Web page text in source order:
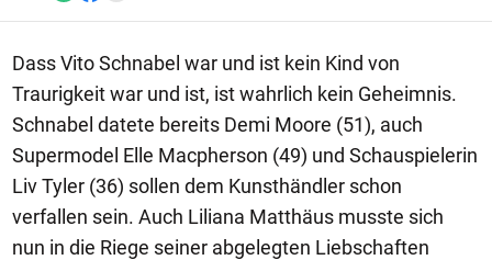
Dass Vito Schnabel war und ist kein Kind von
Traurigkeit war und ist, ist wahrlich kein Geheimnis.
Schnabel datete bereits Demi Moore (51), auch
Supermodel Elle Macpherson (49) und Schauspielerin
Liv Tyler (36) sollen dem Kunsthändler schon
verfallen sein. Auch Liliana Matthäus musste sich
nun in die Riege seiner abgelegten Liebschaften